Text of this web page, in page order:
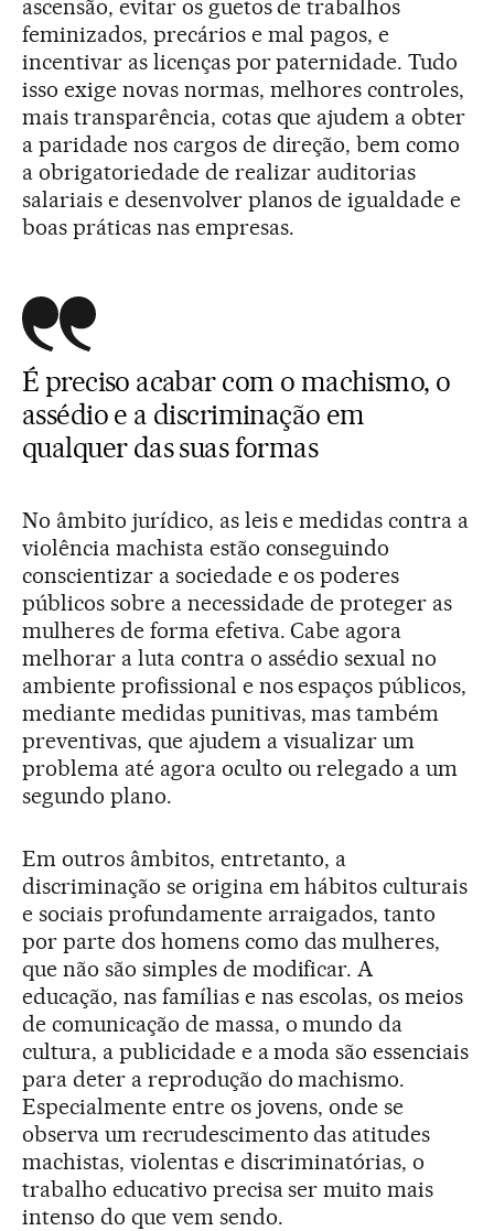
ascensão, evitar os guetos de trabalhos
feminizados, precários e mal pagos, e
incentivar as licenças por paternidade. Tudo
isso exige novas normas, melhores controles,
mais transparência, cotas que ajudem a obter
a paridade nos cargos de direção, bem como
a obrigatoriedade de realizar auditorias
salariais e desenvolver planos de igualdade e
boas práticas nas empresas.
É preciso acabar com o machismo, o
assédio e a discriminação em
qualquer das suas formas
No âmbito jurídico, as leis e medidas contra a
violência machista estão conseguindo
conscientizar a sociedade e os poderes
públicos sobre a necessidade de proteger as
mulheres de forma efetiva. Cabe agora
melhorar a luta contra o assédio sexual no
ambiente profissional e nos espaços públicos,
mediante medidas punitivas, mas também
preventivas, que ajudem a visualizar um
problema até agora oculto ou relegado a um
segundo plano.
Em outros âmbitos, entretanto, a
discriminação se origina em hábitos culturais
e sociais profundamente arraigados, tanto
por parte dos homens como das mulheres,
que não são simples de modificar. A
educação, nas famílias e nas escolas, os meios
de comunicação de massa, o mundo da
cultura, a publicidade e a moda são essenciais
para deter a reprodução do machismo.
Especialmente entre os jovens, onde se
observa um recrudescimento das atitudes
machistas, violentas e discriminatórias, o
trabalho educativo precisa ser muito mais
intenso do que vem sendo.